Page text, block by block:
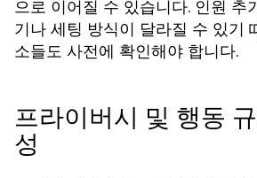
으로 이어질 수 있습니다. 인원 추
기나 세팅 방식이 달라질 수 있기
소들도 사전에 확인해야 합니다.
프라이버시 및 행동
성